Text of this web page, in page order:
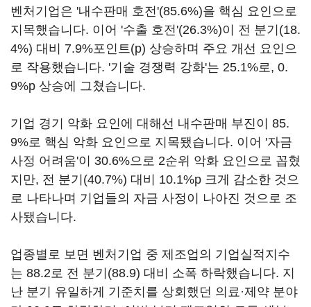
벤처기업은 '내수판매 호전'(85.6%)을 핵심 요인으로
지목했습니다. 이어 '수출 호전'(26.3%)이 전 분기(18.
4%) 대비 7.9%포인트(p) 상승하며 주요 개선 요인으
로 작용했습니다. '기술 경쟁력 강화'는 25.1%로, 0.
9%p 상승에 그쳤습니다.
기업 경기 악화 요인에 대해선 내수판매 부진이 85.
9%로 핵심 악화 요인으로 지목됐습니다. 이어 '자금
사정 어려움'이 30.6%으로 2순위 악화 요인으로 꼽혔
지만, 전 분기(40.7%) 대비 10.1%p 크게 감소한 것으
로 나타나며 기업들의 자금 사정이 나아진 것으로 조
사됐습니다.
업종별로 보면 벤처기업 중 제조업의 기업실적지수
는 88.2로 전 분기(88.9) 대비 소폭 하락했습니다. 지
난 분기 유일하게 기준치를 상회했던 의료·제약 분야